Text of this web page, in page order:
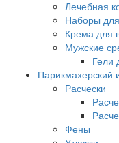
Лечебная
Наборы
Крема для
Мужские
Гели
Парикмахерский
Расчески
Фены